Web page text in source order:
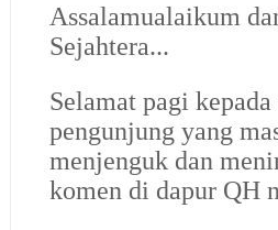
Assalamualaikum
Sejahtera...
Selamat pagi kepada
pengunjung yang
menjenguk dan
komen di dapur QH